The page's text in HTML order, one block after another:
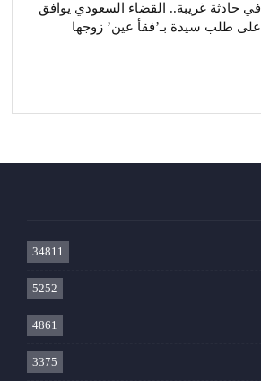
في حادثة غريبة.. القضاء السعودي يوافق
على طلب سيدة بـ’فقأ عين’ زوجها
34811
5252
4861
3375